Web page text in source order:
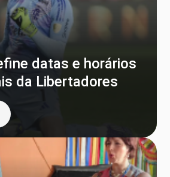
datas e horários
da Libertadores